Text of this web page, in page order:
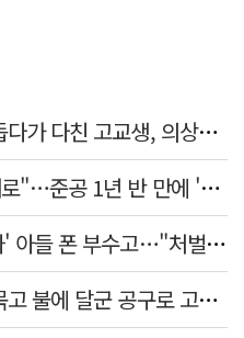
'장윤기 사건' 피해 여고생 돕다가 다친 고교생, 의상자 인정
"아파트 외벽 테라스가 통째로"…준공 1년 반 만에 '아찔 사고'
전북 경찰 간부 '女교사 몰카' 아들 폰 부수고…"처벌 못하는 사안" 내부망에 글
'외도 의심' 아내 화장실에 묶고 불에 달군 공구로 고문…남편 검거